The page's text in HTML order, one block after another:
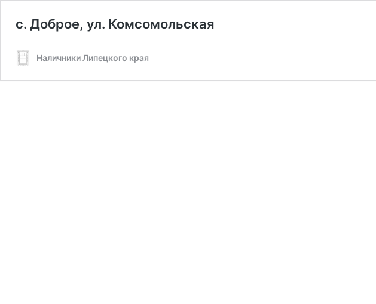
с. Доброе, ул. Комсомольская
Наличники Липецкого края